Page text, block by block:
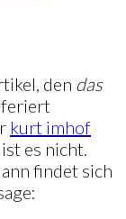
den das
kurt imhof
es nicht.
findet sich